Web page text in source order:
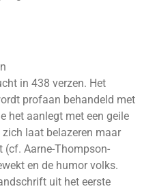
in 438 verzen. Het
profaan behandeld met
het aanlegt met een geile
laat belazeren maar
(cf. Aarne-Thompson-
en de humor volks.
uit het eerste